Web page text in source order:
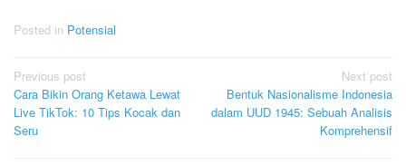
Posted in Potensial
Post
navigation
Previous post
Cara Bikin Orang Ketawa Lewat
Live TikTok: 10 Tips Kocak dan
Seru
Next post
Bentuk Nasionalisme Indonesia
dalam UUD 1945: Sebuah Analisis
Komprehensif